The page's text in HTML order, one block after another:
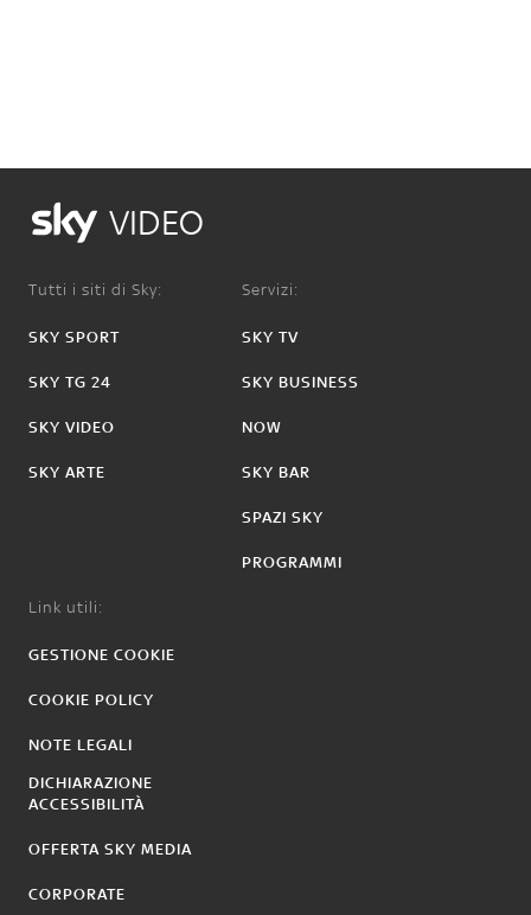
VIDEO
Tutti i siti di Sky:
SKY SPORT
SKY TG 24
SKY VIDEO
SKY ARTE
Servizi:
SKY TV
SKY BUSINESS
NOW
SKY BAR
SPAZI SKY
PROGRAMMI
Link utili:
GESTIONE COOKIE
COOKIE POLICY
NOTE LEGALI
DICHIARAZIONE
ACCESSIBILITÀ
OFFERTA SKY MEDIA
CORPORATE